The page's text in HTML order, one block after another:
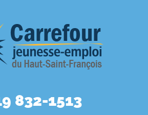
832-1513